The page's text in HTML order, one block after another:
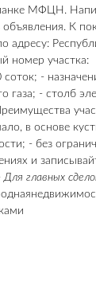
МФЦН.
К
адресу:
номер участка:
соток; -
- столб
в основе
- без
и
главных